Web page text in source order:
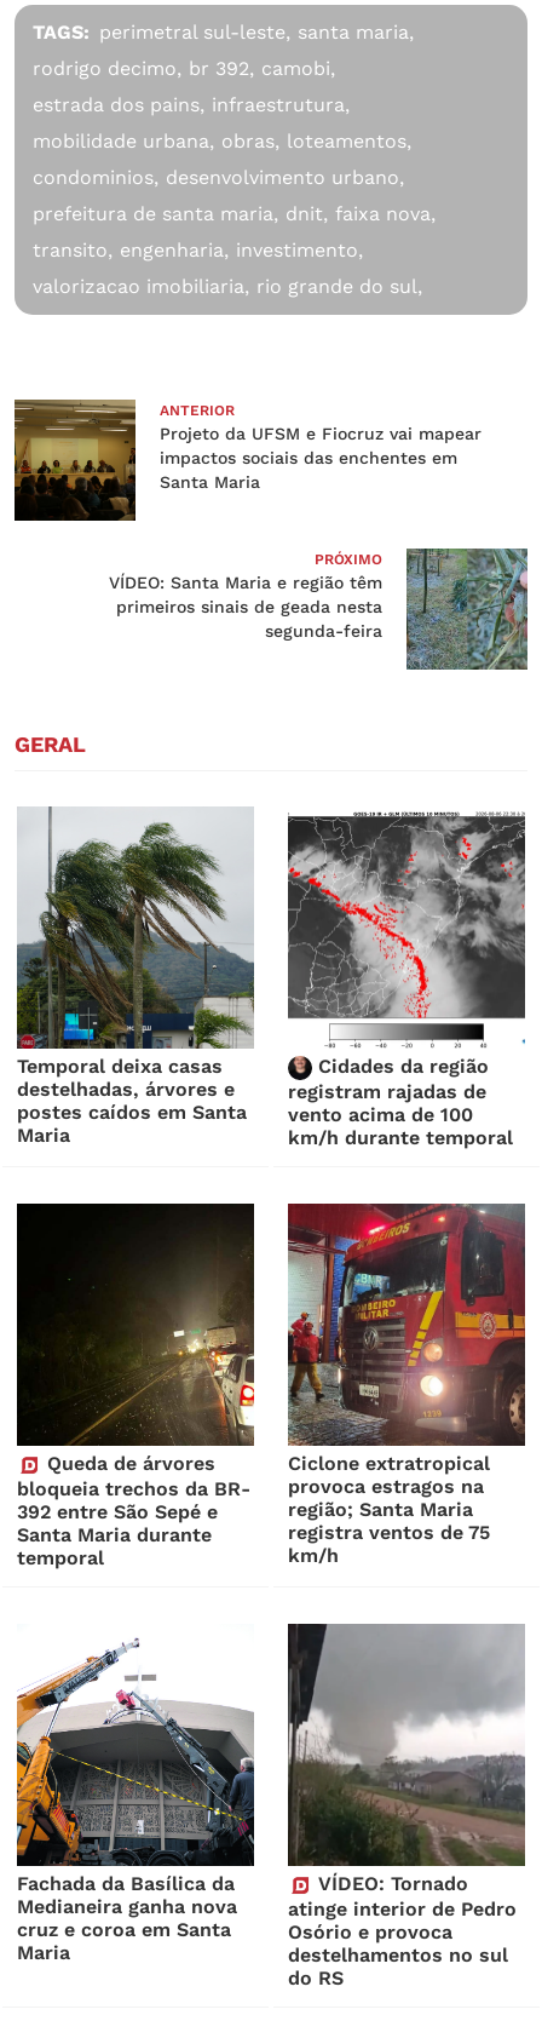
TAGS: perimetral sul-leste, santa maria,
rodrigo decimo, br 392, camobi,
estrada dos pains, infraestrutura,
mobilidade urbana, obras, loteamentos,
condominios, desenvolvimento urbano,
prefeitura de santa maria, dnit, faixa nova,
transito, engenharia, investimento,
valorizacao imobiliaria, rio grande do sul,
ANTERIOR
Projeto da UFSM e Fiocruz vai mapear
impactos sociais das enchentes em
Santa Maria
PRÓXIMO
VÍDEO: Santa Maria e região têm
primeiros sinais de geada nesta
segunda-feira
GERAL
Temporal deixa casas
destelhadas, árvores e
postes caídos em Santa
Maria
Cidades da região
registram rajadas de
vento acima de 100
km/h durante temporal
Queda de árvores
bloqueia trechos da BR-
392 entre São Sepé e
Santa Maria durante
temporal
Ciclone extratropical
provoca estragos na
região; Santa Maria
registra ventos de 75
km/h
Fachada da Basílica da
Medianeira ganha nova
cruz e coroa em Santa
Maria
VÍDEO: Tornado
atinge interior de Pedro
Osório e provoca
destelhamentos no sul
do RS